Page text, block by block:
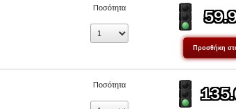
Ποσότητα
Ποσότητα